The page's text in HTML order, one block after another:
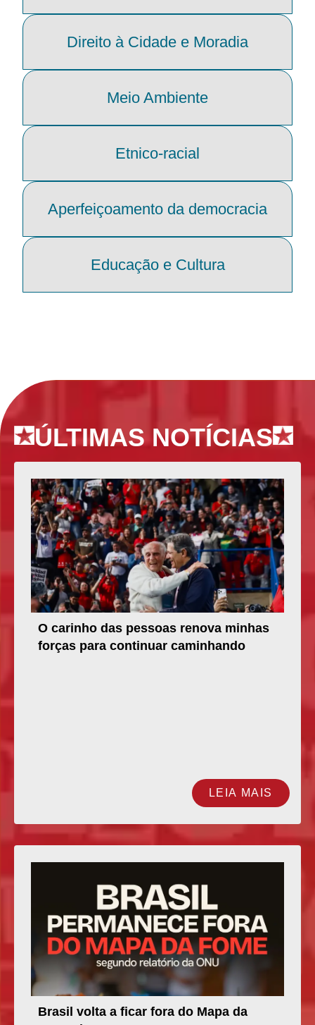
Direito à Cidade e Moradia
Meio Ambiente
Etnico-racial
Aperfeiçoamento da democracia
Educação e Cultura
ÚLTIMAS NOTÍCIAS
LEIA MAIS
O carinho das pessoas renova minhas
forças para continuar caminhando
Brasil volta a ficar fora do Mapa da